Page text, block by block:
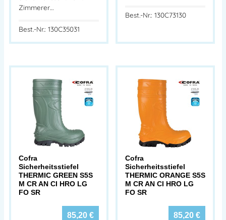
Zimmerer…
Best.-Nr.: 130C35031
Best.-Nr.: 130C73130
Cofra
Sicherheitsstiefel
THERMIC GREEN S5S
M CR AN CI HRO LG
FO SR
85,20 €
Cofra
Sicherheitsstiefel
THERMIC ORANGE S5S
M CR AN CI HRO LG
FO SR
85,20 €